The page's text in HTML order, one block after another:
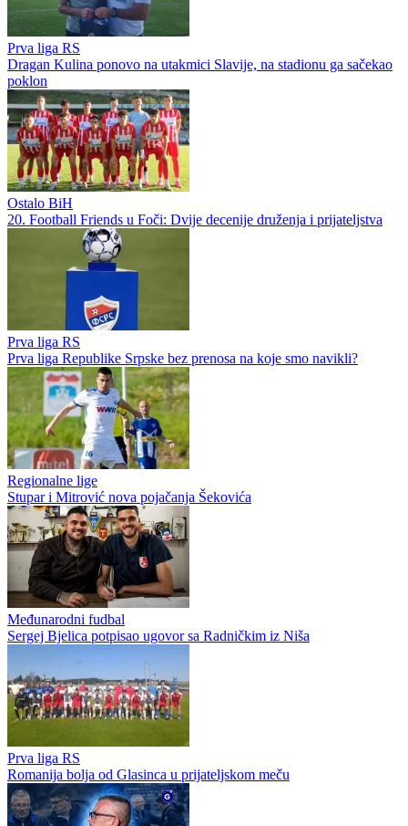
Prva liga RS
Dragan Kulina ponovo na utakmici Slavije, na stadionu ga sačekao
poklon
Ostalo BiH
20. Football Friends u Foči: Dvije decenije druženja i prijateljstva
Prva liga RS
Prva liga Republike Srpske bez prenosa na koje smo navikli?
Regionalne lige
Stupar i Mitrović nova pojačanja Šekovića
Međunarodni fudbal
Sergej Bjelica potpisao ugovor sa Radničkim iz Niša
Prva liga RS
Romanija bolja od Glasinca u prijateljskom meču